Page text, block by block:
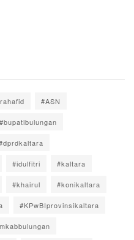
#ASN
#bupatibulungan
#idulfitri #kaltara
#khairul #konikaltara
#KPwBIprovinsikaltara